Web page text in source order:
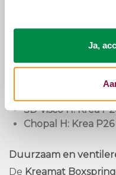
Ja,
aansluit bij jullie
Sparta 28: Krea
: Krea P26
3D Visco H: Krea
Chopal H: Krea
Duurzaam en
De Kreamat